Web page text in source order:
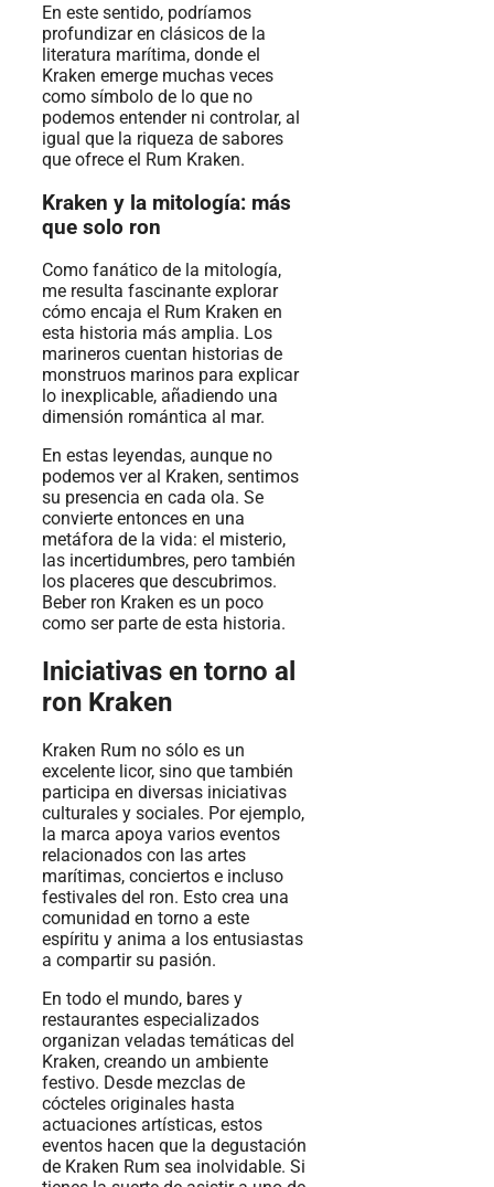
En este sentido, podríamos
profundizar en clásicos de la
literatura marítima, donde el
Kraken emerge muchas veces
como símbolo de lo que no
podemos entender ni controlar, al
igual que la riqueza de sabores
que ofrece el Rum Kraken.
Kraken y la mitología: más
que solo ron
Como fanático de la mitología,
me resulta fascinante explorar
cómo encaja el Rum Kraken en
esta historia más amplia. Los
marineros cuentan historias de
monstruos marinos para explicar
lo inexplicable, añadiendo una
dimensión romántica al mar.
En estas leyendas, aunque no
podemos ver al Kraken, sentimos
su presencia en cada ola. Se
convierte entonces en una
metáfora de la vida: el misterio,
las incertidumbres, pero también
los placeres que descubrimos.
Beber ron Kraken es un poco
como ser parte de esta historia.
Iniciativas en torno al
ron Kraken
Kraken Rum no sólo es un
excelente licor, sino que también
participa en diversas iniciativas
culturales y sociales. Por ejemplo,
la marca apoya varios eventos
relacionados con las artes
marítimas, conciertos e incluso
festivales del ron. Esto crea una
comunidad en torno a este
espíritu y anima a los entusiastas
a compartir su pasión.
En todo el mundo, bares y
restaurantes especializados
organizan veladas temáticas del
Kraken, creando un ambiente
festivo. Desde mezclas de
cócteles originales hasta
actuaciones artísticas, estos
eventos hacen que la degustación
de Kraken Rum sea inolvidable. Si